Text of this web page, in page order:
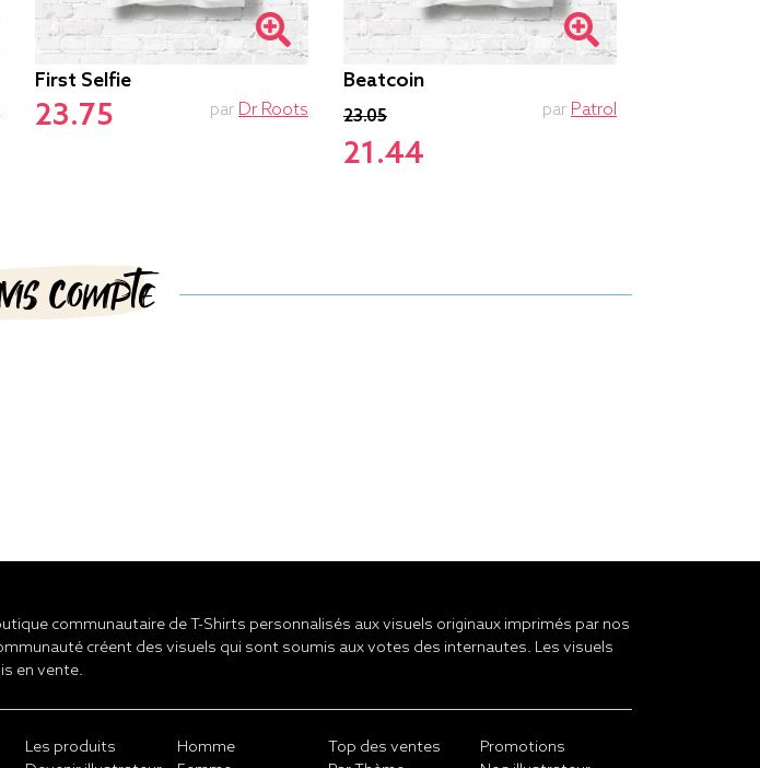
First Selfie
23.75 par Dr Roots
Beatcoin
23.05
21.44
par Patrol
compte
communautaire de T-Shirts personnalisés aux visuels originaux imprimés par nos
créent des visuels qui sont soumis aux votes des internautes. Les visuels
en vente.
Les produits
Homme
Top des ventes
Promotions